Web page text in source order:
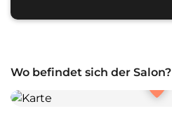
Wo befindet sich der Salon?